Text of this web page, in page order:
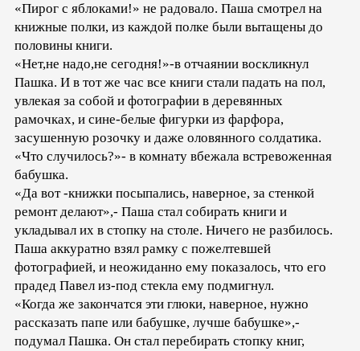
«Пирог с яблоками!» не радовало. Паша смотрел на
книжные полки, из каждой полке были вытащены до
половины книги.
«Нет,не надо,не сегодня!»-в отчаянии воскликнул
Пашка. И в тот же час все книги стали падать на пол,
увлекая за собой и фотографии в деревянных
рамочках, и сине-белые фигурки из фарфора,
засушенную розочку и даже оловянного солдатика.
«Что случилось?»- в комнату вбежала встревоженная
бабушка.
«Да вот -книжки посыпались, наверное, за стенкой
ремонт делают»,- Паша стал собирать книги и
укладывал их в стопку на столе. Ничего не разбилось.
Паша аккуратно взял рамку с пожелтевшей
фотографией, и неожиданно ему показалось, что его
прадед Павел из-под стекла ему подмигнул.
«Когда же закончатся эти глюки, наверное, нужно
рассказать папе или бабушке, лучше бабушке»,-
подумал Пашка. Он стал перебирать стопку книг,